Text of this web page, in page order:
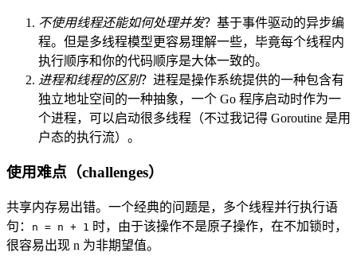
不使用线程还能如何处理并发？基于事件驱动的异步编
程。但是多线程模型更容易理解一些，毕竟每个线程内
执行顺序和你的代码顺序是大体一致的。
进程和线程的区别？进程是操作系统提供的一种包含有
独立地址空间的一种抽象，一个 Go 程序启动时作为一
个进程，可以启动很多线程（不过我记得 Goroutine 是用
户态的执行流）。
使用难点（challenges）
共享内存易出错。一个经典的问题是，多个线程并行执行语
句：
n = n + 1 时，由于该操作不是原子操作，在不加锁时，
很容易出现 n 为非期望值。